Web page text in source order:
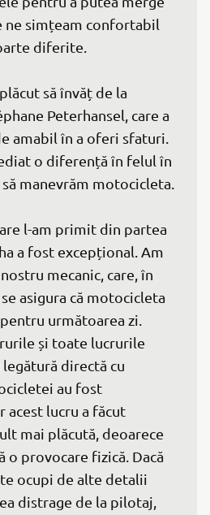
ne simțeam confortabil
diferite.
să învăț de la
Peterhansel, care a
amabil în a oferi sfaturi.
o diferență în felul în
manevrăm motocicleta.
l-am primit din partea
a fost excepțional. Am
mecanic, care, în
asigura că motocicleta
următoarea zi.
și toate lucrurile
legătură directă cu
au fost
acest lucru a făcut
mai plăcută, deoarece
o provocare fizică. Dacă
ocupi de alte detalii
distrage de la pilotaj,